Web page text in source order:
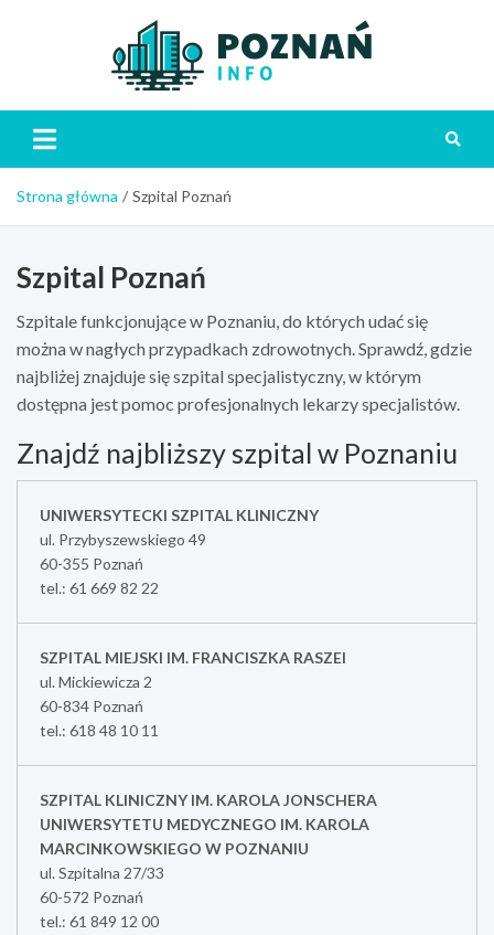
Strona główna Szpital Poznań
Szpital Poznań
Szpitale funkcjonujące w Poznaniu, do których udać się
można w nagłych przypadkach zdrowotnych. Sprawdź, gdzie
najbliżej znajduje się szpital specjalistyczny, w którym
dostępna jest pomoc profesjonalnych lekarzy specjalistów.
Znajdź najbliższy szpital w Poznaniu
UNIWERSYTECKI SZPITAL KLINICZNY
ul. Przybyszewskiego 49
60-355 Poznań
tel.: 61 669 82 22
SZPITAL MIEJSKI IM. FRANCISZKA RASZEI
ul. Mickiewicza 2
60-834 Poznań
tel.: 618 48 10 11
SZPITAL KLINICZNY IM. KAROLA JONSCHERA
UNIWERSYTETU MEDYCZNEGO IM. KAROLA
MARCINKOWSKIEGO W POZNANIU
ul. Szpitalna 27/33
60-572 Poznań
tel.: 61 849 12 00